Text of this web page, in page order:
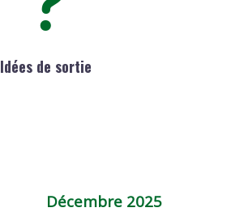
Idées de sortie
Décembre 2025